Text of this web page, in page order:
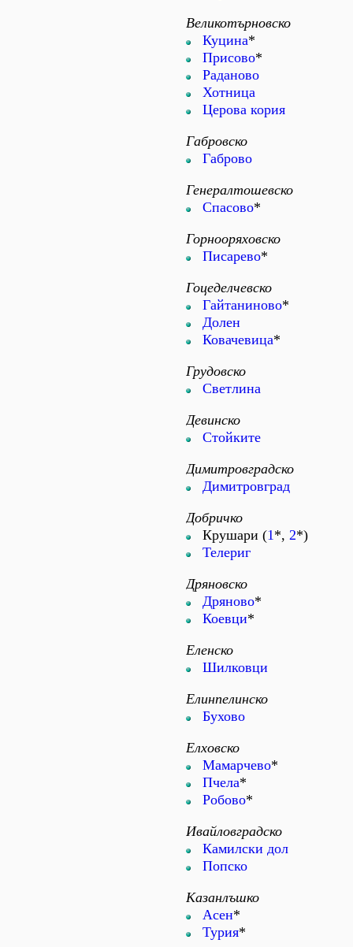
Великотърновско
Куцина*
Присово*
Раданово
Хотница
Церова кория
Габровско
Габрово
Генералтошевско
Спасово*
Горнооряховско
Писарево*
Гоцеделчевско
Гайтаниново*
Долен
Ковачевица*
Грудовско
Светлина
Девинско
Стойките
Димитровградско
Димитровград
Добричко
Крушари (1*, 2*)
Телериг
Дряновско
Дряново*
Коевци*
Еленско
Шилковци
Елинпелинско
Бухово
Елховско
Мамарчево*
Пчела*
Робово*
Ивайловградско
Камилски дол
Попско
Казанлъшко
Асен*
Турия*